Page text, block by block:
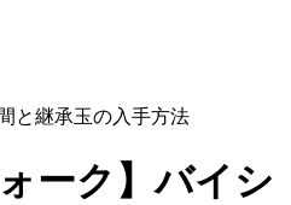
と継承玉の入手方法
ーク】バイシ